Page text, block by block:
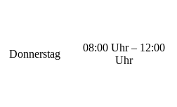
Donnerstag
08:00 Uhr – 12:00
Uhr